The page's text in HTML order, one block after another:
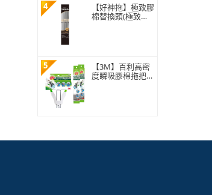
4
【好神拖】極致膠
棉替換頭(極致膠
5
【3M】百利高密
度瞬吸膠棉拖把特